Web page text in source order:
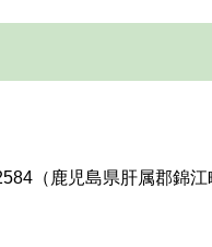
（鹿児島県肝属郡錦